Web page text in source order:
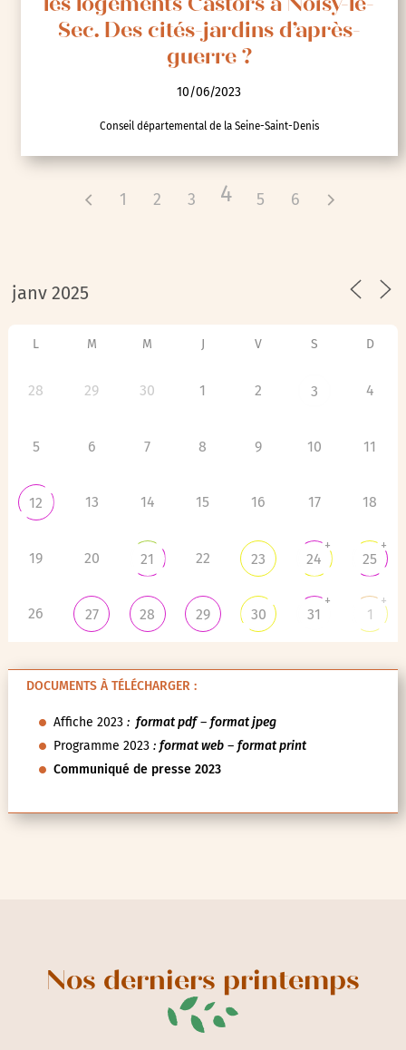
les logements Castors à Noisy-le-
Sec. Des cités-jardins d’après-
guerre ?
10/06/2023
Conseil départemental de la Seine-Saint-Denis
1 2 3 4 5 6
L M M J V S D
28 29 30 1 2 3 4
5 6 7 8 9 10 11
12 13 14 15 16 17 18
19 20 21 22 23 24
+
25
+
26 27 28 29 30 31
+
1
+
DOCUMENTS À TÉLÉCHARGER :
Affiche 2023: format pdf– format jpeg
Programme 2023 : format web– format print
Communiqué de presse 2023
Nos derniers printemps